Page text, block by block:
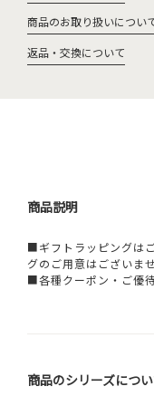
商品のお取り扱いについ
返品・交換について
商品説明
■ギフトラッピングは
グのご用意はございま
■各種クーポン・ご優
商品のシリーズにつ